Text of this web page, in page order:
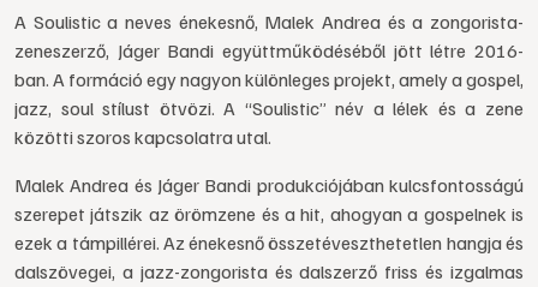
A Soulistic a neves énekesnő, Malek Andrea és a zongorista-
zeneszerző, Jáger Bandi együttműködéséből jött létre 2016-
ban. A formáció egy nagyon különleges projekt, amely a gospel,
jazz, soul stílust ötvözi. A “Soulistic” név a lélek és a zene
közötti szoros kapcsolatra utal.
Malek Andrea és Jáger Bandi produkciójában kulcsfontosságú
szerepet játszik az örömzene és a hit, ahogyan a gospelnek is
ezek a támpillérei. Az énekesnő összetéveszthetetlen hangja és
dalszövegei, a jazz-zongorista és dalszerző friss és izgalmas